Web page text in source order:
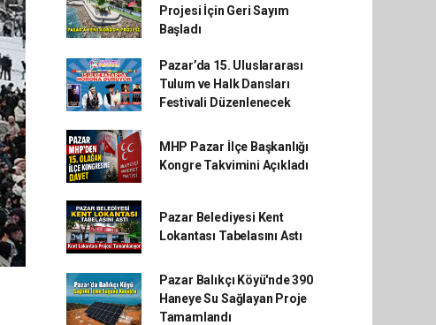
Projesi İçin Geri Sayım
Başladı
Pazar’da 15. Uluslararası
Tulum ve Halk Dansları
Festivali Düzenlenecek
MHP Pazar İlçe Başkanlığı
Kongre Takvimini Açıkladı
Pazar Belediyesi Kent
Lokantası Tabelasını Astı
Pazar Balıkçı Köyü'nde 390
Haneye Su Sağlayan Proje
Tamamlandı